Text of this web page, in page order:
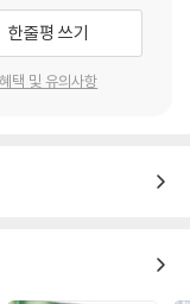
통해서만 재생 가능합
로 문의 부탁드립니
되기도 합니다. 보호필
한줄평 쓰기
혜택 및 유의사항